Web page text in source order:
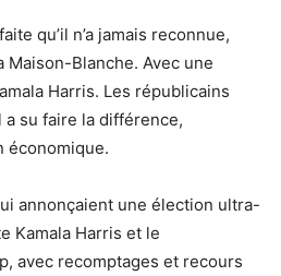
qu’il n’a jamais reconnue,
Maison-Blanche. Avec une
Harris. Les républicains
a su faire la différence,
économique.
annonçaient une élection ultra-
Kamala Harris et le
avec recomptages et recours